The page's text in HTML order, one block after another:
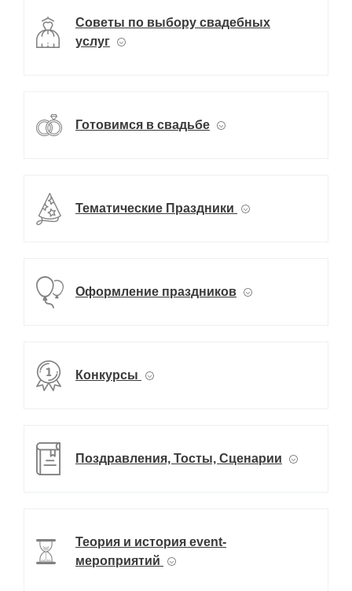
Советы по выбору свадебных
услуг
Готовимся в свадьбе
Тематические Праздники
Оформление праздников
Конкурсы
Поздравления, Тосты, Сценарии
Теория и история event-
мероприятий